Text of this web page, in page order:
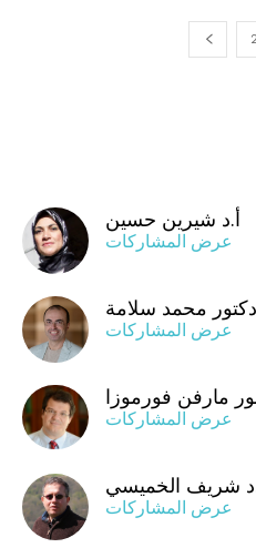
2
أ.د شيرين حسين
عرض المشاركات
دكتور محمد سلامة
عرض المشاركات
مارفن فورموزا
عرض المشاركات
شريف الخميسي
عرض المشاركات